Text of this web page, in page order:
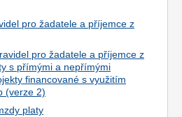
pro žadatele a příjemce z
pro žadatele a příjemce z
s přímými a nepřímými
financované s využitím
(verze 2)
platy